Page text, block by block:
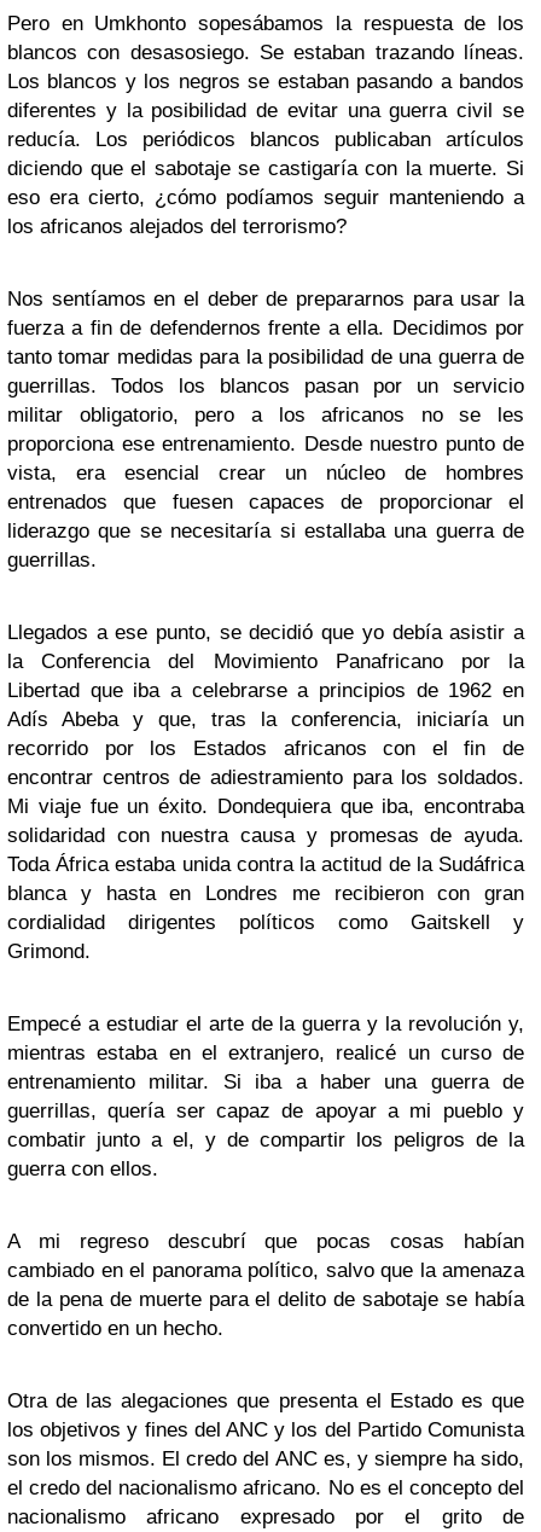
Pero en Umkhonto sopesábamos la respuesta de los
blancos con desasosiego. Se estaban trazando líneas.
Los blancos y los negros se estaban pasando a bandos
diferentes y la posibilidad de evitar una guerra civil se
reducía. Los periódicos blancos publicaban artículos
diciendo que el sabotaje se castigaría con la muerte. Si
eso era cierto, ¿cómo podíamos seguir manteniendo a
los africanos alejados del terrorismo?
Nos sentíamos en el deber de prepararnos para usar la
fuerza a fin de defendernos frente a ella. Decidimos por
tanto tomar medidas para la posibilidad de una guerra de
guerrillas. Todos los blancos pasan por un servicio
militar obligatorio, pero a los africanos no se les
proporciona ese entrenamiento. Desde nuestro punto de
vista, era esencial crear un núcleo de hombres
entrenados que fuesen capaces de proporcionar el
liderazgo que se necesitaría si estallaba una guerra de
guerrillas.
Llegados a ese punto, se decidió que yo debía asistir a
la Conferencia del Movimiento Panafricano por la
Libertad que iba a celebrarse a principios de 1962 en
Adís Abeba y que, tras la conferencia, iniciaría un
recorrido por los Estados africanos con el fin de
encontrar centros de adiestramiento para los soldados.
Mi viaje fue un éxito. Dondequiera que iba, encontraba
solidaridad con nuestra causa y promesas de ayuda.
Toda África estaba unida contra la actitud de la Sudáfrica
blanca y hasta en Londres me recibieron con gran
cordialidad dirigentes políticos como Gaitskell y
Grimond.
Empecé a estudiar el arte de la guerra y la revolución y,
mientras estaba en el extranjero, realicé un curso de
entrenamiento militar. Si iba a haber una guerra de
guerrillas, quería ser capaz de apoyar a mi pueblo y
combatir junto a el, y de compartir los peligros de la
guerra con ellos.
A mi regreso descubrí que pocas cosas habían
cambiado en el panorama político, salvo que la amenaza
de la pena de muerte para el delito de sabotaje se había
convertido en un hecho.
Otra de las alegaciones que presenta el Estado es que
los objetivos y fines del ANC y los del Partido Comunista
son los mismos. El credo del ANC es, y siempre ha sido,
el credo del nacionalismo africano. No es el concepto del
nacionalismo africano expresado por el grito de